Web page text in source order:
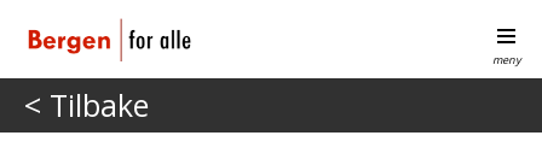
meny
< Tilbake